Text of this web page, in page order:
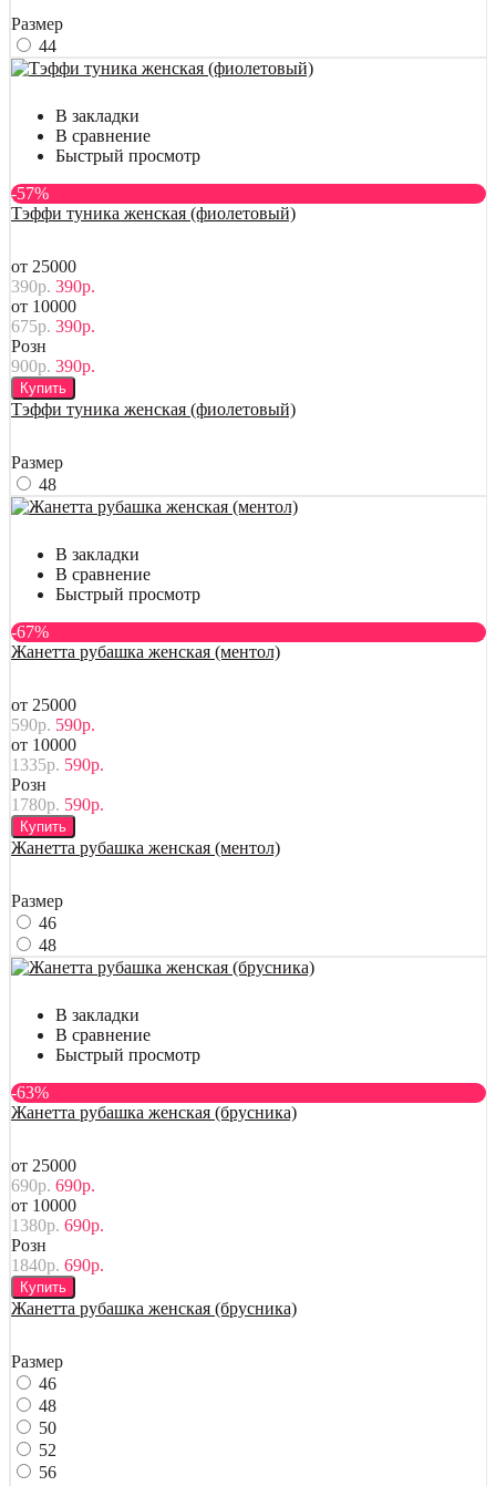
Размер
44
В закладки
В сравнение
Быстрый просмотр
-57%
Тэффи туника женская (фиолетовый)
от 25000
390р. 390р.
от 10000
675р. 390р.
Розн
900р. 390р.
Купить
Тэффи туника женская (фиолетовый)
Размер
48
В закладки
В сравнение
Быстрый просмотр
-67%
Жанетта рубашка женская (ментол)
от 25000
590р. 590р.
от 10000
1335р. 590р.
Розн
1780р. 590р.
Купить
Жанетта рубашка женская (ментол)
Размер
46
48
В закладки
В сравнение
Быстрый просмотр
-63%
Жанетта рубашка женская (брусника)
от 25000
690р. 690р.
от 10000
1380р. 690р.
Розн
1840р. 690р.
Купить
Жанетта рубашка женская (брусника)
Размер
46
48
50
52
56